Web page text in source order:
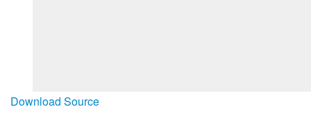
Download Source